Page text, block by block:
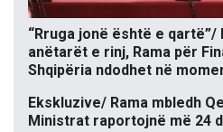
“Rruga jonë është e qartë”/
anëtarët e rinj, Rama për
Shqipëria ndodhet në
Ekskluzive/ Rama mbledh
Ministrat raportojnë më 24